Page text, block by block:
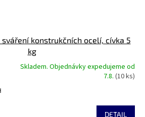
sváření konstrukčních ocelí, cívka 5
kg
Skladem. Objednávky expedujeme od
7.8.(10 ks)
DETAIL